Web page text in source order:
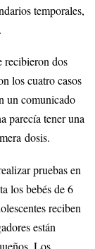
temporales,
dos
los cuatro casos
un comunicado
parecía tener una
dosis.
pruebas en
los bebés de 6
reciben
están